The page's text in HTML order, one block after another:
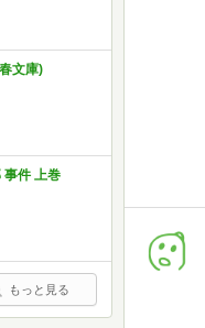
文庫)
事件 上巻
もっと見る